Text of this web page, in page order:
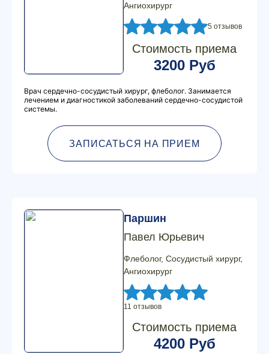
Ангиохирург
5 отзывов
Стоимость приема
3200 Руб
Врач сердечно-сосудистый хирург, флеболог. Занимается
лечением и диагностикой заболеваний сердечно-сосудистой
системы.
ЗАПИСАТЬСЯ НА ПРИЕМ
Паршин
Павел Юрьевич
Флеболог, Сосудистый хирург,
Ангиохирург
11 отзывов
Стоимость приема
4200 Руб